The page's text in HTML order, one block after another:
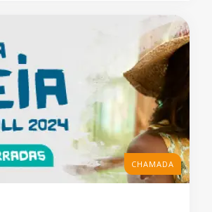
CHAMADA